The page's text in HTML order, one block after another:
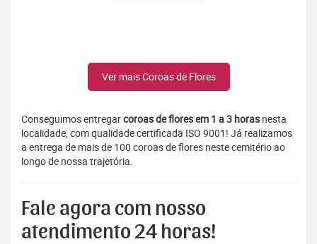
Ver mais Coroas de Flores
Conseguimos entregarcoroas de flores em 1 a 3 horas nesta
localidade, com qualidade certificada ISO 9001! Já realizamos
a entrega de mais de 100 coroas de flores neste cemitério ao
longo de nossa trajetória.
Fale agora com nosso
atendimento 24 horas!